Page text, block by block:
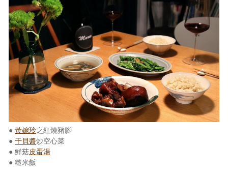
● 黃婉玲之紅燒豬腳
● 干貝醬炒空心菜
● 鮮菇皮蛋湯
● 糙米飯